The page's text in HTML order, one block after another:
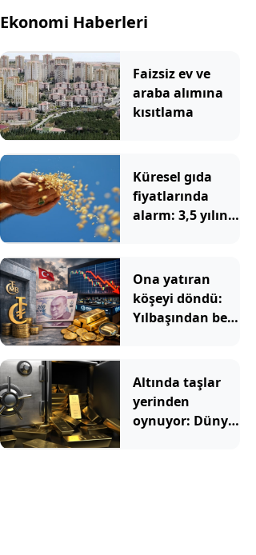
Ekonomi Haberleri
Faizsiz ev ve
araba alımına
kısıtlama
Küresel gıda
fiyatlarında
alarm: 3,5 yılın
Ona yatıran
köşeyi döndü:
Yılbaşından beri
Altında taşlar
yerinden
oynuyor: Dünya